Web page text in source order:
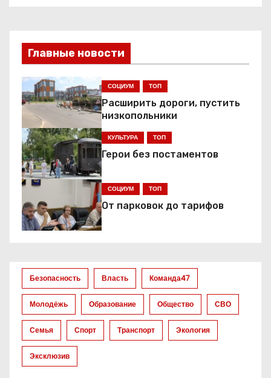
г
а
ц
и
я
п
о
з
п
и
с
я
Главные новости
СОЦИУМ ТОП
Расширить дороги, пустить
низкопольники
КУЛЬТУРА ТОП
Герои без постаментов
СОЦИУМ ТОП
От парковок до тарифов
Безопасность Власть Команда47
Молодёжь Образование Общество СВО
Семья Спорт Транспорт Экология
Эксклюзив